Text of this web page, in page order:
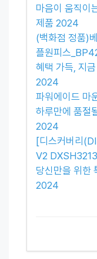
마음이 움직이
제품 2024
(백화점 정품)
플원피스
혜택 가득, 지
2024
파워에이드 마
하루만에 품절
2024
[디스커버리
V2
당신만을 위한
2024